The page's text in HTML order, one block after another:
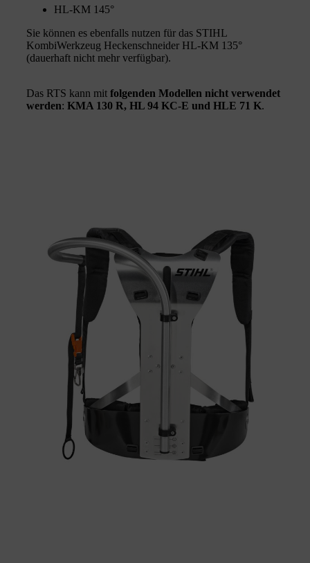
HL-KM 145°
Sie können es ebenfalls nutzen für das STIHL
KombiWerkzeug Heckenschneider HL-KM 135°
(dauerhaft nicht mehr verfügbar).
Das RTS kann mit folgenden Modellen nicht verwendet
werden: KMA 130 R, HL 94 KC-E und HLE 71 K.